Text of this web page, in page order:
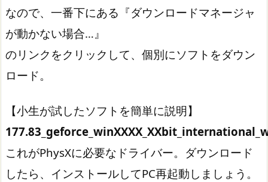
なので、一番下にある『ダウンロードマネージャ
が動かない場合…』
のリンクをクリックして、個別にソフトをダウン
ロード。
【小生が試したソフトを簡単に説明】
これがPhysXに必要なドライバー。ダウンロード
したら、インストールしてPC再起動しましょう。